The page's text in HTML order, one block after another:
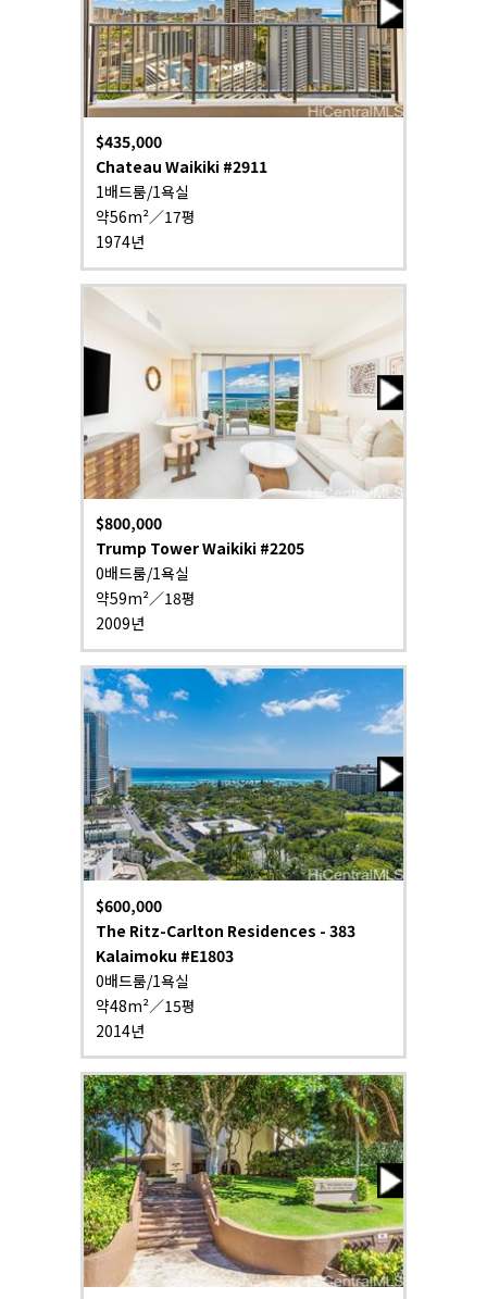
$435,000
Chateau Waikiki #2911
1배드룸/1욕실
약56m²／17평
1974년
$800,000
Trump Tower Waikiki #2205
0배드룸/1욕실
약59m²／18평
2009년
$600,000
The Ritz-Carlton Residences - 383
Kalaimoku #E1803
0배드룸/1욕실
약48m²／15평
2014년